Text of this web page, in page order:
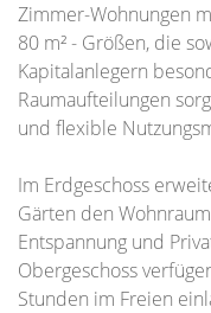
Zimmer-Wohnungen
80 m² - Größen, die
Kapitalanlegern
Raumaufteilungen
und flexible
Im Erdgeschoss
Gärten den
Entspannung und
Obergeschoss
Stunden im Freien